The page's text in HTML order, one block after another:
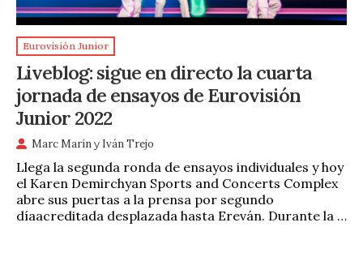
Eurovisión Junior
Liveblog: sigue en directo la cuarta
jornada de ensayos de Eurovisión
Junior 2022
Marc Maríny Iván Trejo
Llega la segunda ronda de ensayos individuales y hoy
el Karen Demirchyan Sports and Concerts Complex
abre sus puertas a la prensa por segundo
díaacreditada desplazada hasta Ereván. Durante la …